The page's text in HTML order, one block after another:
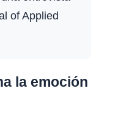
of Applied
la emoción